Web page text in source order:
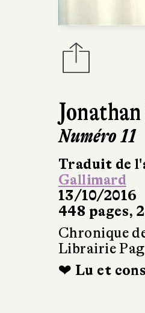
Jonathan
Numéro 11
Traduit de
Gallimard
13/10/2016
448 pages,
Chronique
Librairie
❤ Lu et